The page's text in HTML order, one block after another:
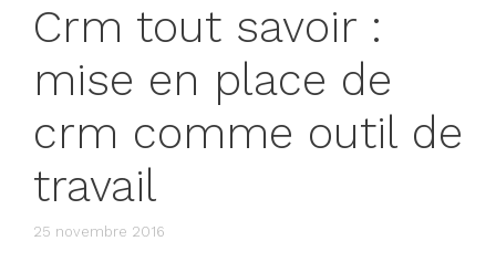
Crm tout savoir :
mise en place de
crm comme outil de
travail
25 novembre 2016